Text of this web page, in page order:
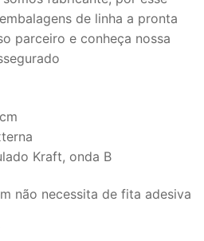
de linha a pronta
parceiro e conheça nossa
Kraft, onda B
não necessita de fita adesiva